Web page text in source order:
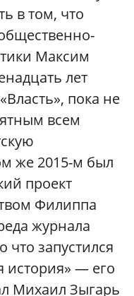
в том, что
Максим
лет
пока не
всем
же 2015-м был
проект
Филиппа
журнала
что запустился
история» — его
Михаил Зыгарь